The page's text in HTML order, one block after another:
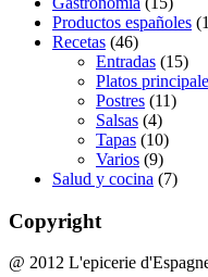
Productos españoles
Recetas (46)
Entradas (15)
Platos
Postres (11)
Salsas (4)
Tapas (10)
Varios (9)
Salud y cocina (7)
Copyright
@ 2012 L'epicerie